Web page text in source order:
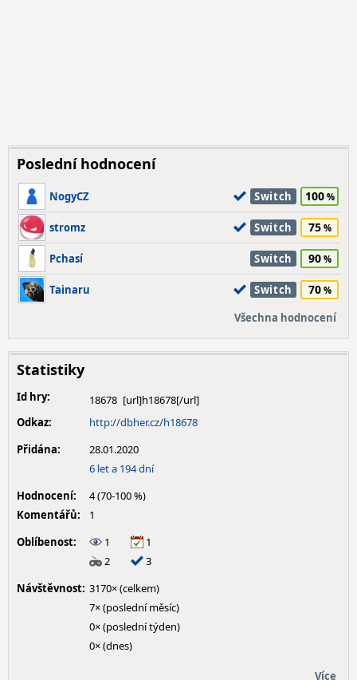
Poslední hodnocení
NogyCZ Switch 100
stromz Switch 75
Pchasí Switch 90
Tainaru Switch 70
Všechna hodnocení
Statistiky
Id hry:
18678
Odkaz:
http://dbher.cz/h18678
Přidána:
28.01.2020
6 let a 194 dní
Hodnocení:
4 (70-100 %)
Komentářů:
1
Oblíbenost:
1
1
2
3
Návštěvnost: 3170× (celkem)
7× (poslední měsíc)
0× (poslední týden)
0× (dnes)
Více